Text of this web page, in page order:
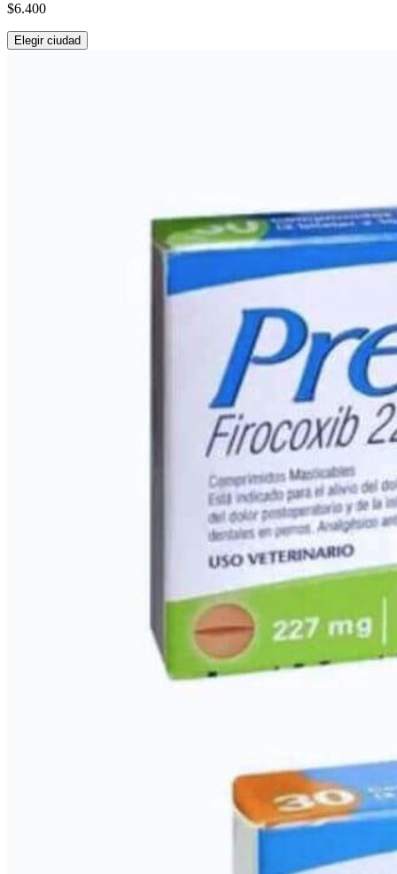
$6.400
Elegir ciudad